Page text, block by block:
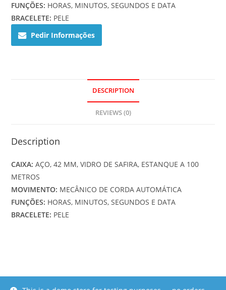
FUNÇÕES: HORAS, MINUTOS, SEGUNDOS E DATA
BRACELETE: PELE
Pedir Informações
DESCRIPTION
REVIEWS (0)
Description
CAIXA: AÇO, 42 MM, VIDRO DE SAFIRA, ESTANQUE A 100
METROS
MOVIMENTO: MECÂNICO DE CORDA AUTOMÁTICA
FUNÇÕES: HORAS, MINUTOS, SEGUNDOS E DATA
BRACELETE: PELE